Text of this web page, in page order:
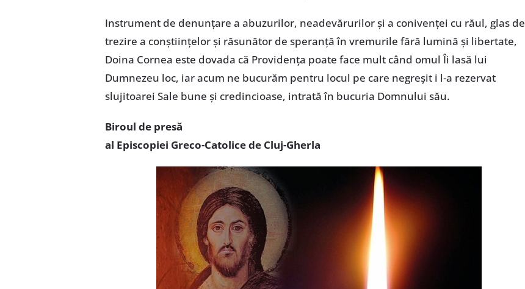
Instrument de denunțare a abuzurilor, neadevărurilor și a conivenței cu răul, glas de
trezire a conștiințelor și răsunător de speranță în vremurile fără lumină și libertate,
Doina Cornea este dovada că Providența poate face mult când omul Îi lasă lui
Dumnezeu loc, iar acum ne bucurăm pentru locul pe care negreșit i l-a rezervat
slujitoarei Sale bune și credincioase, intrată în bucuria Domnului său.
Biroul de presă
al Episcopiei Greco-Catolice de Cluj-Gherla